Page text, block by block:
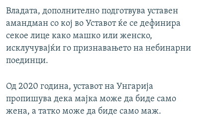
Владата, дополнително подготвува уставен
амандман со кој во Уставот ќе се дефинира
секое лице како машко или женско,
исклучувајќи го признавањето на небинарни
поединци.
Од 2020 година, уставот на Унгарија
пропишува дека мајка може да биде само
жена, а татко може да биде само маж.